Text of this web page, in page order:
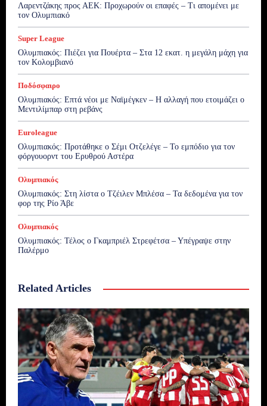
Λαρεντζάκης προς ΑΕΚ: Προχωρούν οι επαφές – Τι απομένει με
τον Ολυμπιακό
Super League
Ολυμπιακός: Πιέζει για Πουέρτα – Στα 12 εκατ. η μεγάλη μάχη για
τον Κολομβιανό
Ποδόσφαιρο
Ολυμπιακός: Επτά νέοι με Ναϊμέγκεν – Η αλλαγή που ετοιμάζει ο
Μεντιλίμπαρ στη ρεβάνς
Euroleague
Ολυμπιακός: Προτάθηκε ο Σέμι Οτζελέγε – Το εμπόδιο για τον
φόργουορντ του Ερυθρού Αστέρα
Ολυμπιακός
Ολυμπιακός: Στη λίστα ο Τζέιλεν Μπλέσα – Τα δεδομένα για τον
φορ της Ρίο Άβε
Ολυμπιακός
Ολυμπιακός: Τέλος ο Γκαμπριέλ Στρεφέτσα – Υπέγραψε στην
Παλέρμο
Related Articles